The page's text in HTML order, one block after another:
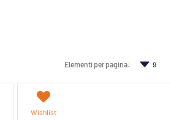
Elementi per pagina:
Wishlist